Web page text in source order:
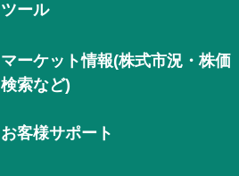
ツール
マーケット情報(株式市況・株価
検索など)
お客様サポート